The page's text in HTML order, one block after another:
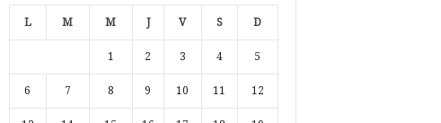
L M M J V S D
1 2 3 4 5
6 7 8 9 10 11 12